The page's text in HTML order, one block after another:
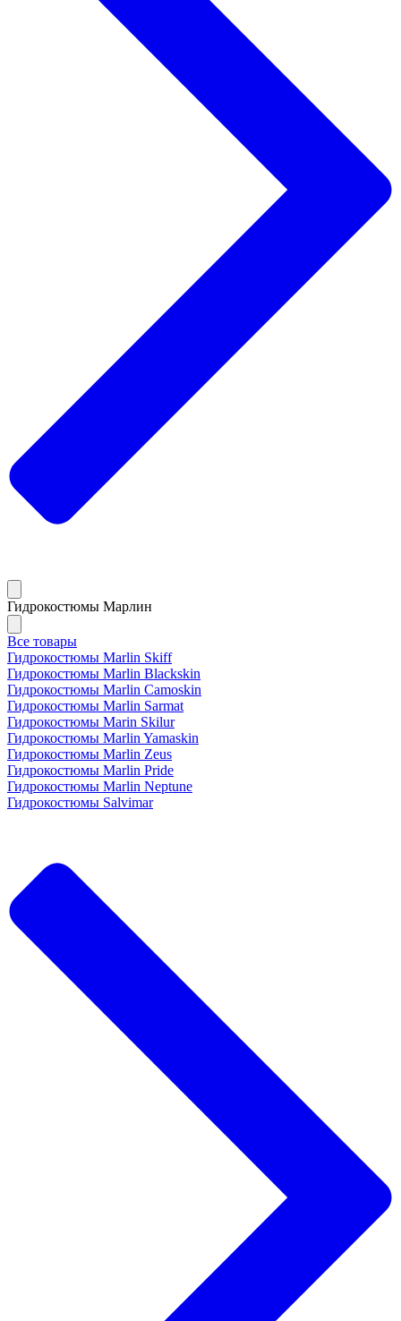
Гидрокостюмы Марлин
Все товары
Гидрокостюмы Marlin Skiff
Гидрокостюмы Marlin Blackskin
Гидрокостюмы Marlin Camoskin
Гидрокостюмы Marlin Sarmat
Гидрокостюмы Marin Skilur
Гидрокостюмы Marlin Yamaskin
Гидрокостюмы Marlin Zeus
Гидрокостюмы Marlin Pride
Гидрокостюмы Marlin Neptune
Гидрокостюмы Salvimar